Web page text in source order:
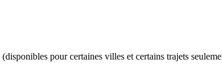
(disponibles pour certaines villes et certains trajets